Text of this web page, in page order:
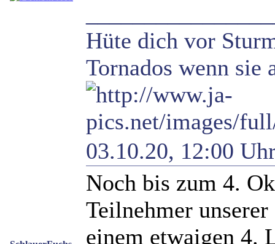
Hüte dich vor
Tornados wenn
03.10.20, 12:00
Noch bis zum 4.
Teilnehmer
einem etwaigen 4.